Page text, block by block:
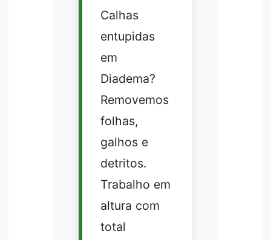
Calhas
entupidas
em
Diadema?
Removemos
folhas,
galhos e
detritos.
Trabalho em
altura com
total